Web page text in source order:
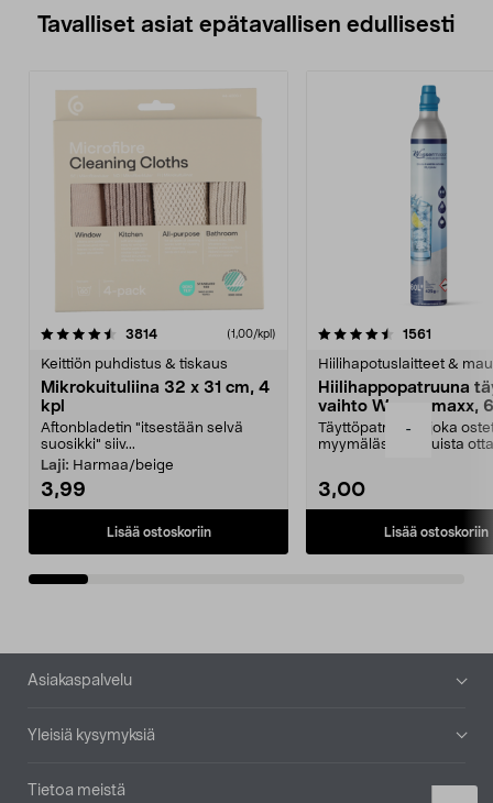
-
Tavalliset asiat epätavallisen edullisesti
3814arvostelut (1,00/kpl)
Keittiön puhdistus & tiskaus
Mikrokuituliina 32 x 31 cm, 4
kpl
Aftonbladetin "itsestään selvä
suosikki" siiv...
Laji: Harmaa/beige
3,99
Lisää ostoskoriin
4.5viidestä
1561
Hiilihapotuslaitteet &
Hiilihappopatruuna
vaihto Wassermaxx,
Täyttöpatruuna, joka
myymälästä – muista
3,00
Lisää ostoskoriin
4.5viidestä
Alatunniste
Asiakaspalvelu
Yleisiä kysymyksiä
Tietoa meistä